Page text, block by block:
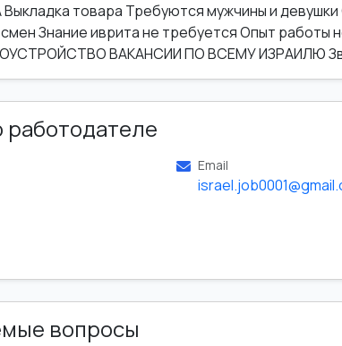
товара Требуются мужчины и
Знание иврита не требуется Опыт работы
ВАКАНСИИ ПО ВСЕМУ ИЗРАИЛЮ
Email
вопросы